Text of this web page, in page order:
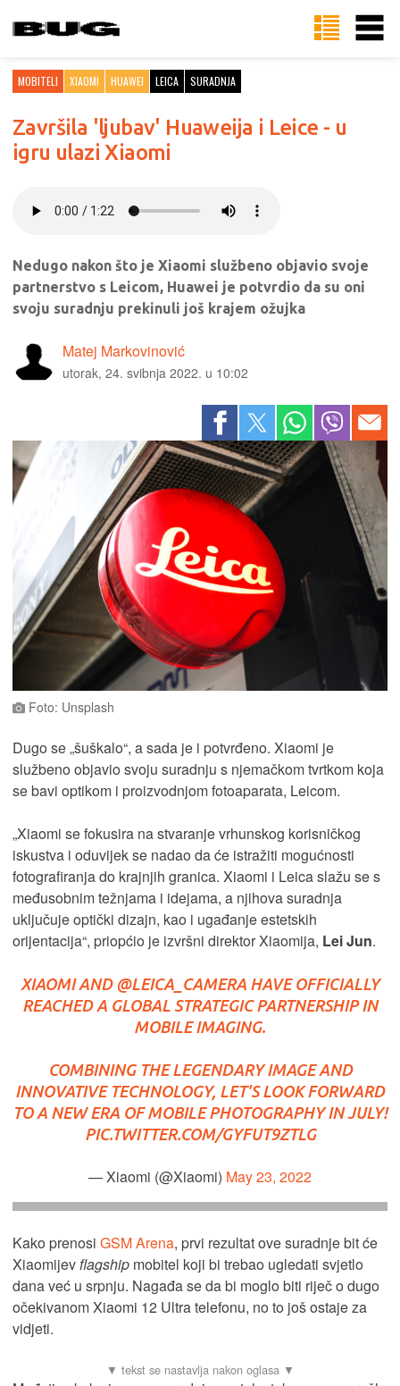
MOBITELI XIAOMI HUAWEI LEICA SURADNJA
Završila 'ljubav' Huaweija i Leice - u
igru ulazi Xiaomi
Nedugo nakon što je Xiaomi službeno objavio svoje
partnerstvo s Leicom, Huawei je potvrdio da su oni
svoju suradnju prekinuli još krajem ožujka
Matej Markovinović
utorak, 24. svibnja 2022. u 10:02
Foto: Unsplash
Dugo se „šuškalo“, a sada je i potvrđeno. Xiaomi je
službeno objavio svoju suradnju s njemačkom tvrtkom koja
se bavi optikom i proizvodnjom fotoaparata, Leicom.
„Xiaomi se fokusira na stvaranje vrhunskog korisničkog
iskustva i oduvijek se nadao da će istražiti mogućnosti
fotografiranja do krajnjih granica. Xiaomi i Leica slažu se s
međusobnim težnjama i idejama, a njihova suradnja
uključuje optički dizajn, kao i ugađanje estetskih
orijentacija“, priopćio je izvršni direktor Xiaomija, Lei Jun.
XIAOMI AND @LEICA_CAMERA HAVE OFFICIALLY
REACHED A GLOBAL STRATEGIC PARTNERSHIP IN
MOBILE IMAGING.
COMBINING THE LEGENDARY IMAGE AND
INNOVATIVE TECHNOLOGY, LET'S LOOK FORWARD
TO A NEW ERA OF MOBILE PHOTOGRAPHY IN JULY!
PIC.TWITTER.COM/GYFUT9ZTLG
— Xiaomi (@Xiaomi) May 23, 2022
Kako prenosi GSM Arena, prvi rezultat ove suradnje bit će
Xiaomijevflagship mobitel koji bi trebao ugledati svjetlo
dana već u srpnju. Nagađa se da bi moglo biti riječ o dugo
očekivanom Xiaomi 12 Ultra telefonu, no to još ostaje za
vidjeti.